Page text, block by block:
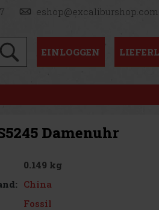
eshop@excaliburshop.com
EINLOGGEN
Damenuhr
0.149 kg
China
Fossil